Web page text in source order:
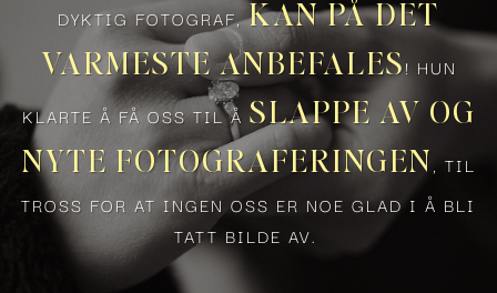
DYKTIG FOTOGRAF,KAN PÅ DET
VARMESTE ANBEFALES! HUN
KLARTE Å FÅ OSS TIL Å SLAPPE AV OG
NYTE FOTOGRAFERINGEN , TIL
TROSS FOR AT INGEN OSS ER NOE GLAD I Å BLI
TATT BILDE AV.